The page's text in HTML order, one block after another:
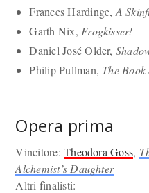
Frances Hardinge, A
Garth Nix, Frogkisser!
Daniel José Older,
Philip Pullman, The
Opera prima
Vincitore:Theodora Goss,
Alchemist’s Daughter
Altri finalisti: